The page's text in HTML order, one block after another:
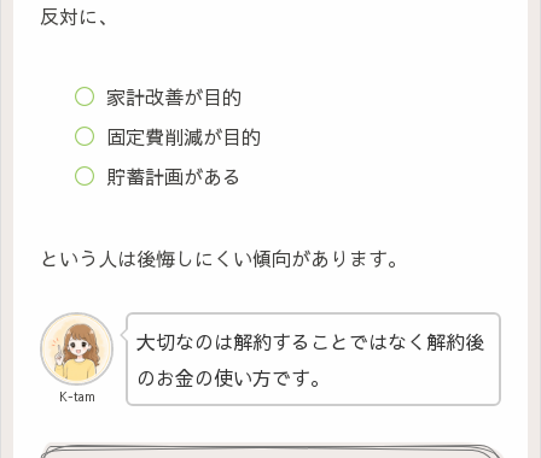
反対に、
家計改善が目的
固定費削減が目的
貯蓄計画がある
という人は後悔しにくい傾向があります。
K-tam
大切なのは解約することではなく解約後
のお金の使い方です。